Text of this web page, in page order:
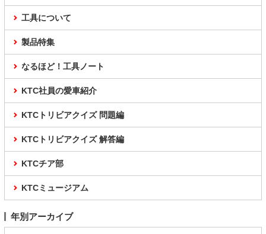
工具について
製品特集
なるほど！工具ノート
KTC社員の愛車紹介
KTCトリビアクイズ 問題編
KTCトリビアクイズ 解答編
KTCチア部
KTCミュージアム
年別アーカイブ